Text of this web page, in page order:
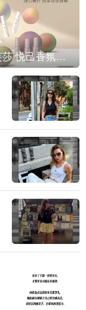
IPSA茵芙莎 悦己香氛凝露上市